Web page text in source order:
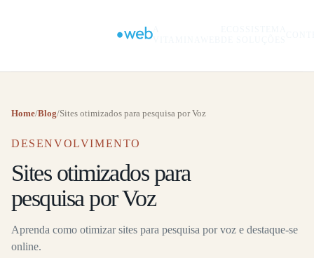
Home/Blog/Sites otimizados para pesquisa por Voz
DESENVOLVIMENTO
Sites otimizados para
pesquisa por Voz
Aprenda como otimizar sites para pesquisa por voz e destaque-se
online.